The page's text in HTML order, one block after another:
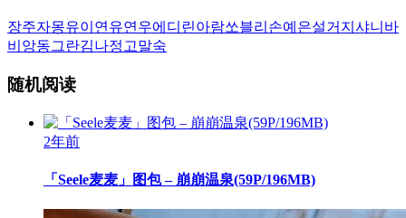
장주자몽유이 연유연우에디린아람쏘블리 손예은설거지 샤니 바
비앙동그란김나정 고말숙
随机阅读
2年前
「Seele麦麦」图包 – 崩崩温泉(59P/196MB)